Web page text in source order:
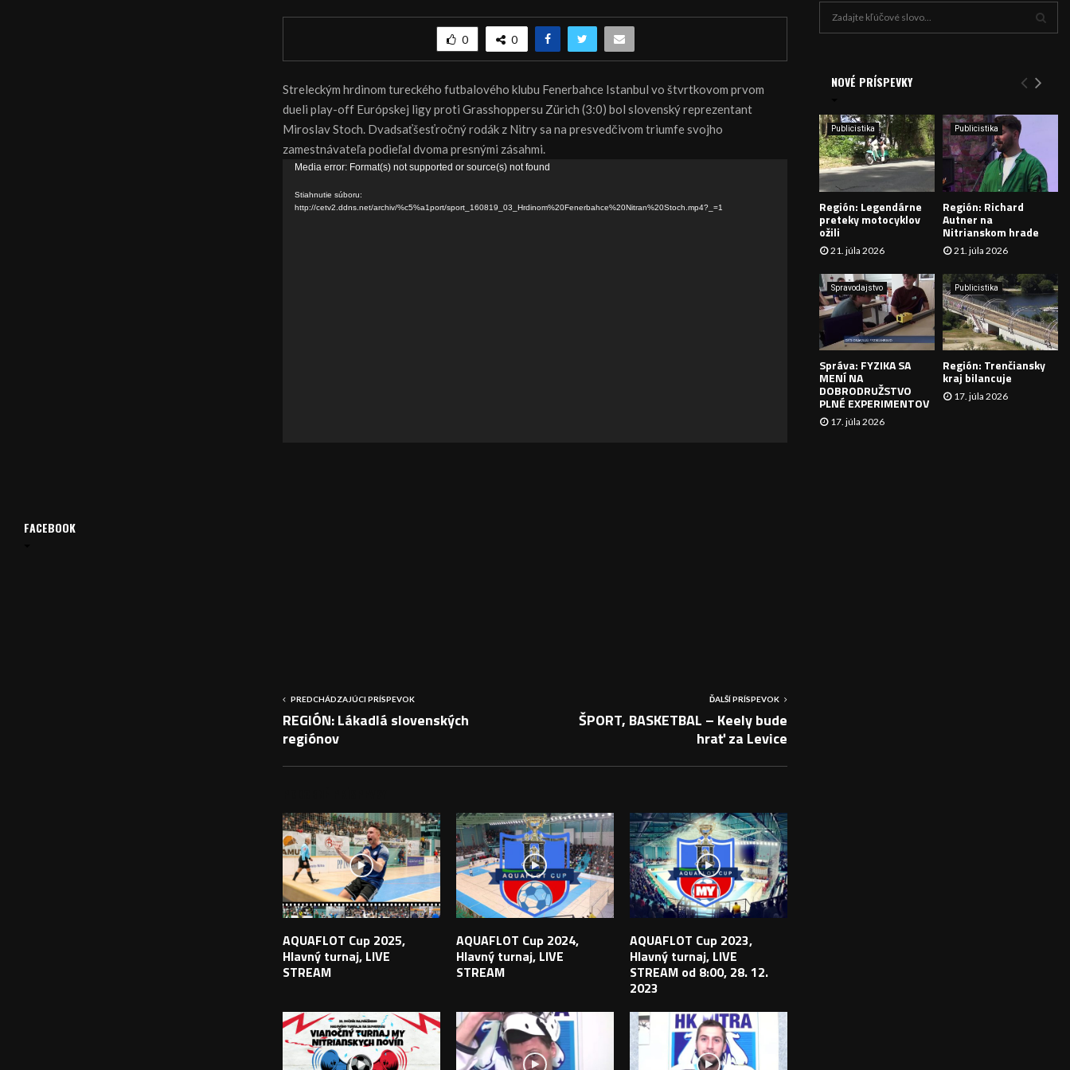
0 0
Streleckým hrdinom tureckého futbalového klubu Fenerbahce Istanbul vo štvrtkovom prvom
dueli play-off Európskej ligy proti Grasshoppersu Zürich (3:0) bol slovenský reprezentant
Miroslav Stoch. Dvadsaťšesťročný rodák z Nitry sa na presvedčivom triumfe svojho
zamestnávateľa podieľal dvoma presnými zásahmi.
Media error: Format(s) not supported or source(s) not found
Stiahnutie súboru:
http://cetv2.ddns.net/archiv/%c5%a1port/sport_160819_03_Hrdinom%20Fenerbahce%20Nitran%20Stoch.mp4?_=1
PREDCHÁDZAJÚCI PRÍSPEVOK
REGIÓN: Lákadlá slovenských
regiónov
ĎALŠÍ PRÍSPEVOK
ŠPORT, BASKETBAL – Keely bude
hrať za Levice
AQUAFLOT Cup 2025,
Hlavný turnaj, LIVE
STREAM
AQUAFLOT Cup 2024,
Hlavný turnaj, LIVE
STREAM
AQUAFLOT Cup 2023,
Hlavný turnaj, LIVE
STREAM od 8:00, 28. 12.
2023
FACEBOOK
e
:
Y
H
A
Á
V
A
N
I
NOVÉ PRÍSPEVKY
Publicistika
Región: Legendárne
preteky motocyklov
ožili
21. júla 2026
Publicistika
Región: Richard
Autner na
Nitrianskom hrade
21. júla 2026
Spravodajstvo
Správa: FYZIKA SA
MENÍ NA
DOBRODRUŽSTVO
PLNÉ EXPERIMENTOV
17. júla 2026
Publicistika
Región: Trenčiansky
kraj bilancuje
17. júla 2026